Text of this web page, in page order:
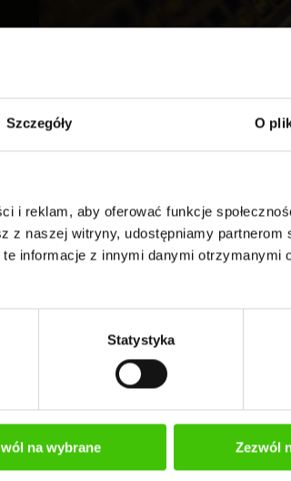
Szczegóły O
i reklam, aby oferować funkcje
naszej witryny, udostępniamy partnerom
informacje z innymi danymi otrzymanymi
Statystyka
na wybrane Zezwól
działań